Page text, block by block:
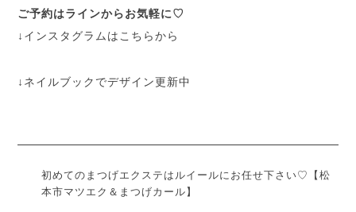
ご予約はラインからお気軽に♡
↓インスタグラムはこちらから
↓ネイルブックでデザイン更新中
初めてのまつげエクステはルイールにお任せ下さい♡【松
本市マツエク＆まつげカール】